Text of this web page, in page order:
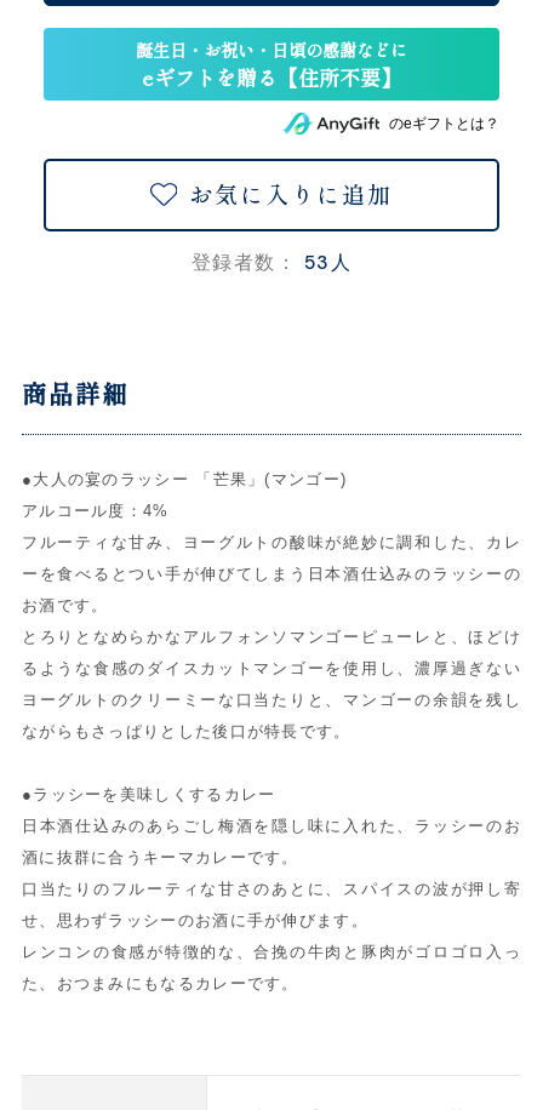
のeギフトとは？
お気に入りに追加
登録者数： 53人
商品詳細
●大人の宴のラッシー 「芒果」(マンゴー)
アルコール度：4%
フルーティな甘み、ヨーグルトの酸味が絶妙に調和した、カレ
ーを食べるとつい手が伸びてしまう日本酒仕込みのラッシーの
お酒です。
とろりとなめらかなアルフォンソマンゴーピューレと、ほどけ
るような食感のダイスカットマンゴーを使用し、濃厚過ぎない
ヨーグルトのクリーミーな口当たりと、マンゴーの余韻を残し
ながらもさっぱりとした後口が特長です。
●ラッシーを美味しくするカレー
日本酒仕込みのあらごし梅酒を隠し味に入れた、ラッシーのお
酒に抜群に合うキーマカレーです。
口当たりのフルーティな甘さのあとに、スパイスの波が押し寄
せ、思わずラッシーのお酒に手が伸びます。
レンコンの食感が特徴的な、合挽の牛肉と豚肉がゴロゴロ入っ
た、おつまみにもなるカレーです。